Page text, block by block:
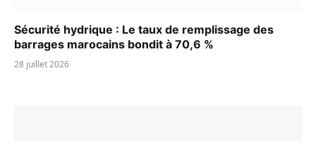
Sécurité hydrique : Le taux de remplissage des
barrages marocains bondit à 70,6 %
28 juillet 2026